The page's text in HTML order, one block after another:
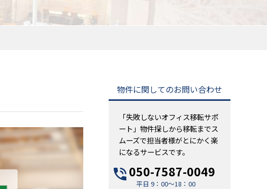
物件に関してのお問い合わせ
「失敗しないオフィス移転サポ
ート」物件探しから移転までス
ムーズで担当者様がとにかく楽
になるサービスです。
050-7587-0049
平日 9：00～18：00